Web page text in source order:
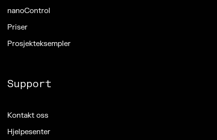
nanoControl
Priser
Prosjekteksempler
Support
Kontakt oss
Hjelpesenter